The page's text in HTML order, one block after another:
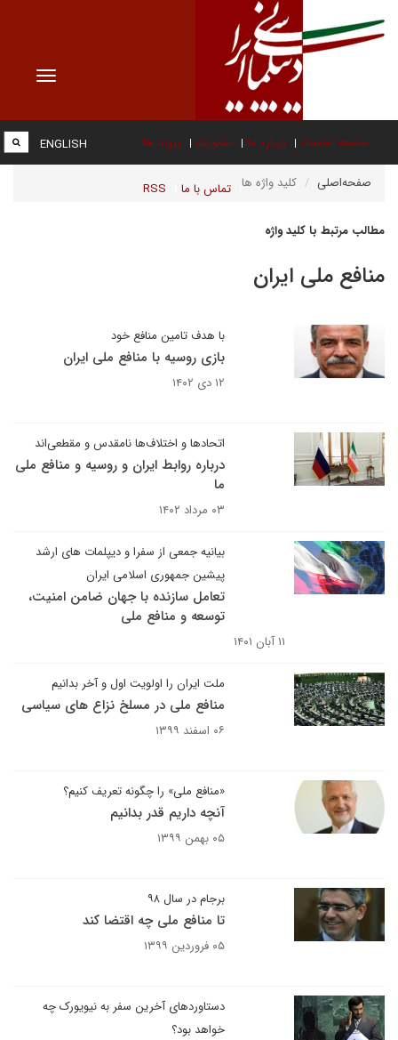
Toggle
صفحه نخست درباره ما عضویت پیوند ها
تماس با ما RSS
ENGLISH
صفحه‌اصلی کلید واژه ها
مطالب مرتبط با کلید واژه
منافع ملی ایران
با هدف تامین منافع خود
بازی روسیه با منافع ملی ایران
۱۲ دی ۱۴۰۲
اتحادها و اختلاف‌ها نامقدس و مقطعی‌اند
درباره روابط ایران و روسیه و منافع ملی
ما
۰۳ مرداد ۱۴۰۲
بیانیه جمعی از سفرا و دیپلمات های ارشد
پیشین جمهوری اسلامی ایران
تعامل سازنده با جهان ضامن امنیت،
توسعه و منافع ملی
۱۱ آبان ۱۴۰۱
ملت ایران را اولویت اول و آخر بدانیم
منافع ملی در مسلخ نزاع های سیاسی
۰۶ اسفند ۱۳۹۹
«منافع ملی» را چگونه تعریف کنیم؟
آنچه داریم قدر بدانیم
۰۵ بهمن ۱۳۹۹
برجام در سال ۹۸
تا منافع ملی چه اقتضا کند
۰۵ فروردین ۱۳۹۹
دستاوردهای آخرین سفر به نیویورک چه
خواهد بود؟